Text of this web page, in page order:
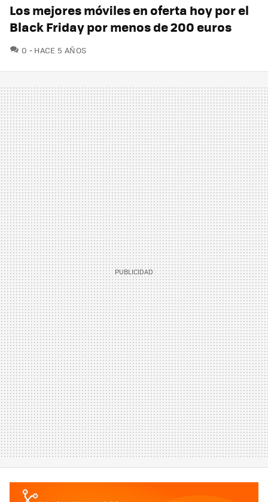
Los mejores móviles en oferta hoy por el
Black Friday por menos de 200 euros
0 COMENTARIOS
HACE 5 AÑOS